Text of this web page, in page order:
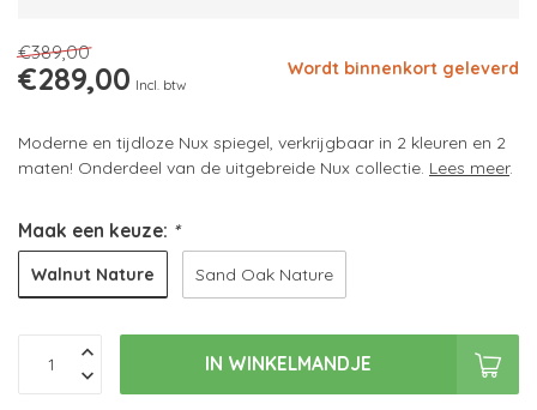
€389,00
€289,00 Incl. btw
Wordt binnenkort geleverd
Moderne en tijdloze Nux spiegel, verkrijgbaar in 2 kleuren en 2
maten! Onderdeel van de uitgebreide Nux collectie. Lees meer.
Maak een keuze: *
Walnut Nature Sand Oak Nature
IN WINKELMANDJE